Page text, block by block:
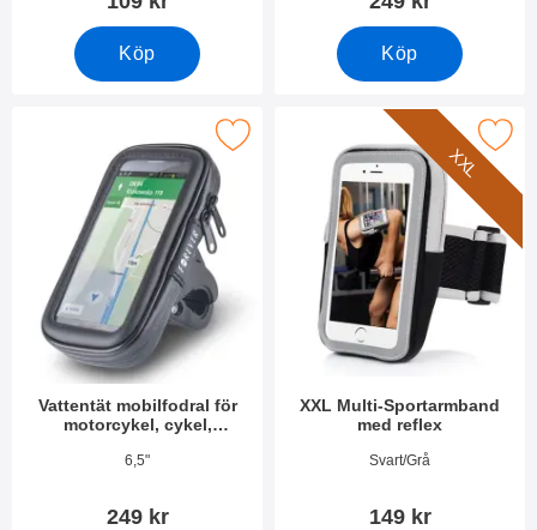
Köp Köp
Vattentät mobilfodral för
motorcykel, cykel,
6,5"
249 kr
för motorcykel, cykel, barnvagn, rullator, golfvagn
XXL
XXL Multi-Sportarmband
med reflex
Art. nr 28772Svart/Grå
149 kr
Makera xXL Multi-